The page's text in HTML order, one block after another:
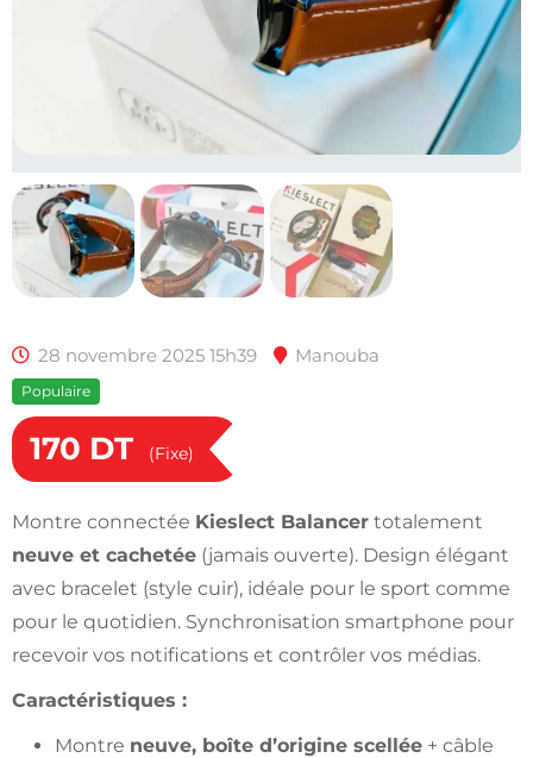
28 novembre 2025 15h39 Manouba
Populaire
170 DT (Fixe)
Montre connectée Kieslect Balancer totalement
neuve et cachetée (jamais ouverte). Design élégant
avec bracelet (style cuir), idéale pour le sport comme
pour le quotidien. Synchronisation smartphone pour
recevoir vos notifications et contrôler vos médias.
Caractéristiques :
Montre neuve, boîte d’origine scellée + câble